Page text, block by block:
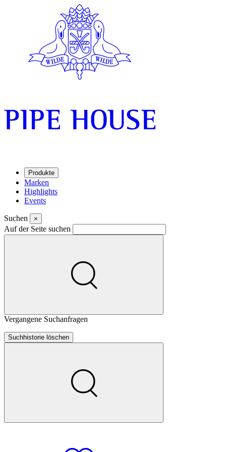
Produkte
Marken
Highlights
Events
Suchen ×
Auf der Seite suchen
Vergangene Suchanfragen
Suchhistorie löschen